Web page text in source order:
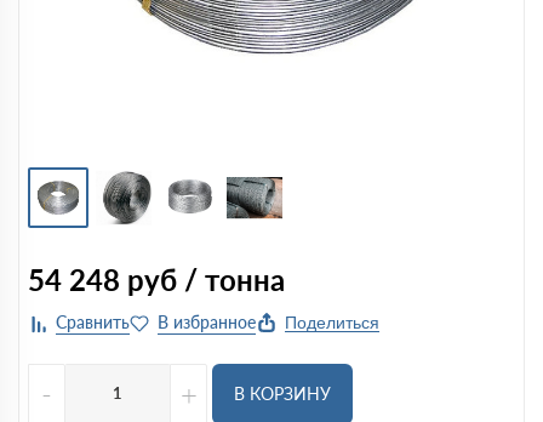
54 248 руб / тонна
Поделиться
- +
В КОРЗИНУ